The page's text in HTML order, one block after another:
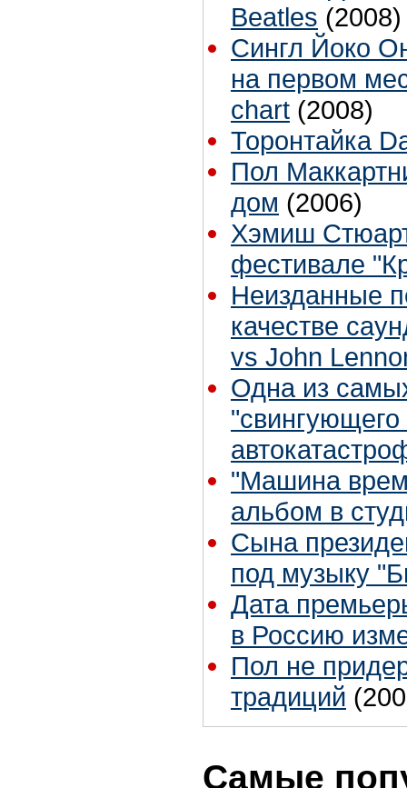
Beatles (2008)
Сингл Йоко
на первом
chart (2008)
Торонтайка
Пол
дом (2006)
Хэмиш
фестивале
Неизданные
качестве
vs John
Одна из
"Машина
альбом в
Сына
под музыку
Дата
в Россию
Пол не
традиций
Самые